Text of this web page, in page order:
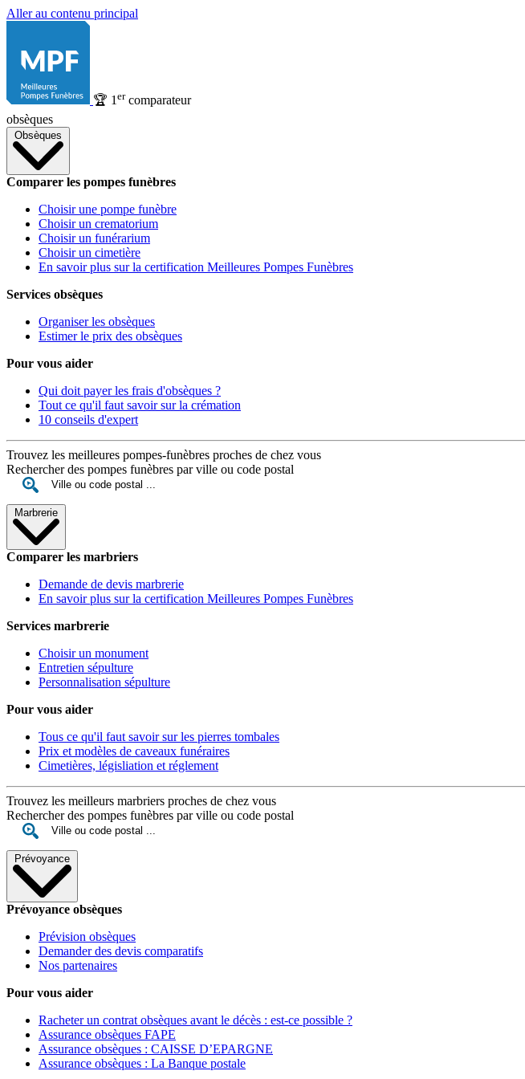
Aller au contenu principal
🏆 1 ercomparateur
obsèques
Obsèques
Comparer les pompes funèbres
Choisir une pompe funèbre
Choisir un crematorium
Choisir un funérarium
Choisir un cimetière
En savoir plus sur la certification Meilleures Pompes Funèbres
Services obsèques
Organiser les obsèques
Estimer le prix des obsèques
Pour vous aider
Qui doit payer les frais d'obsèques ?
Tout ce qu'il faut savoir sur la crémation
10 conseils d'expert
Trouvez les meilleures pompes-funèbres proches de chez vous
Rechercher des pompes funèbres par ville ou code postal
Marbrerie
Comparer les marbriers
Demande de devis marbrerie
En savoir plus sur la certification Meilleures Pompes Funèbres
Services marbrerie
Choisir un monument
Entretien sépulture
Personnalisation sépulture
Pour vous aider
Tous ce qu'il faut savoir sur les pierres tombales
Prix et modèles de caveaux funéraires
Cimetières, législiation et réglement
Trouvez les meilleurs marbriers proches de chez vous
Rechercher des pompes funèbres par ville ou code postal
Prévoyance
Prévoyance obsèques
Prévision obsèques
Demander des devis comparatifs
Nos partenaires
Pour vous aider
Racheter un contrat obsèques avant le décès : est-ce possible ?
Assurance obsèques FAPE
Assurance obsèques : CAISSE D’EPARGNE
Assurance obsèques : La Banque postale